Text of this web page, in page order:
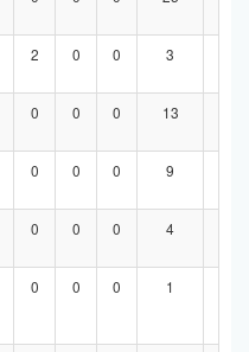
2 0 0 3
0 0 0 13
0 0 0 9
0 0 0 4
0 0 0 1